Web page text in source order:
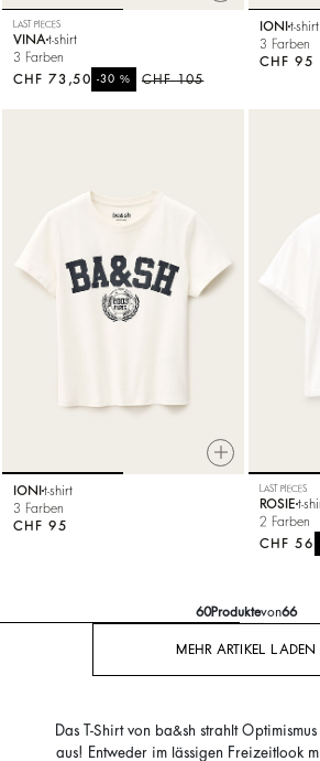
LAST PIECES
VINA t-shirt
3 Farben
CHF 105
-30 %
CHF 73,50
IONI t-shirt
3 Farben
CHF 95
IONI t-shirt
3 Farben
CHF 95
LAST PIECES
ROSIE t-
2 Farben
CHF 56
60Produktevon66
MEHR ARTIKEL LADEN
Das T-Shirt von ba&sh strahlt
aus! Entweder im lässigen Freizeitlook